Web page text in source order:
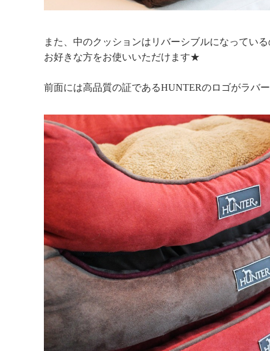
また、中のクッションはリバーシブルになってい
お好きな方をお使いいただけます★
前面には高品質の証であるHUNTERのロゴがラバ